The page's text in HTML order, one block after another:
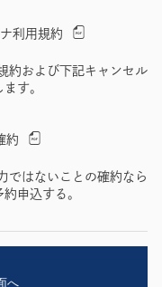
利用規約
約および下記キャンセル
す。
約
ではないことの確約なら
申込する。